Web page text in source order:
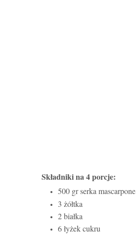
Składniki na 4 porcje:
500 gr serka mascarpone
3 żółtka
2 białka
6 łyżek cukru